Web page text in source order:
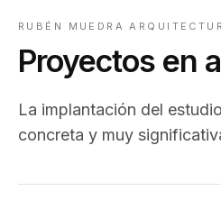
RUBÉN MUEDRA
Proyectos en
La implantación del
concreta y muy